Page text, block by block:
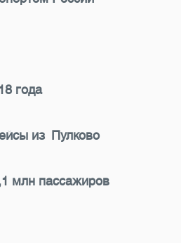
года
из Пулково
млн пассажиров